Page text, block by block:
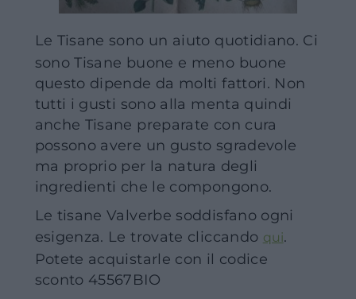
Le Tisane sono un aiuto quotidiano. Ci
sono Tisane buone e meno buone
questo dipende da molti fattori. Non
tutti i gusti sono alla menta quindi
anche Tisane preparate con cura
possono avere un gusto sgradevole
ma proprio per la natura degli
ingredienti che le compongono.
Le tisane Valverbe soddisfano ogni
esigenza. Le trovate cliccando qui.
Potete acquistarle con il codice
sconto 45567BIO